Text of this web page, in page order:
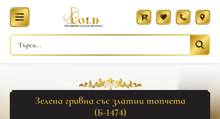
Зелена гривна със златни топчета
(Б-1474)